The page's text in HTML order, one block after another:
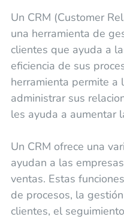
Un CRM (Customer
una herramienta de
clientes que ayuda a
eficiencia de sus
herramienta permite a
administrar sus
les ayuda a aumentar
Un CRM ofrece una
ayudan a las
ventas. Estas
de procesos, la
clientes, el